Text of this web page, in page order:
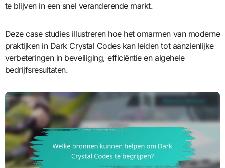
te blijven in een snel veranderende markt.
Deze case studies illustreren hoe het omarmen van moderne
praktijken in Dark Crystal Codes kan leiden tot aanzienlijke
verbeteringen in beveiliging, efficiëntie en algehele
bedrijfsresultaten.